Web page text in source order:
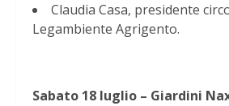
Claudia Casa, presidente
Legambiente Agrigento.
Sabato 18 luglio – Giardini